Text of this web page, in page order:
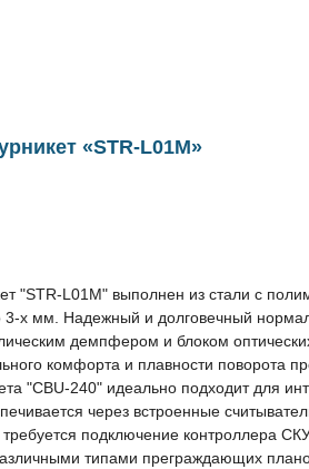
«STR-L01M»
"STR-L01M" выполнен из стали с
3-х мм. Надежный и долговечный
демпфером и блоком
комфорта и плавности поворота
"CBU-240" идеально подходит для
через встроенные
требуется подключение контроллера
типами преграждающих